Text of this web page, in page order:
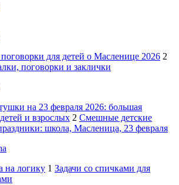
для детей о Масленице 2026 2
поговорки и заклички
на 23 февраля 2026: большая
и взрослых 2 Смешные детские
школа, Масленица, 23 февраля
на логику 1 Задачи со спичками для